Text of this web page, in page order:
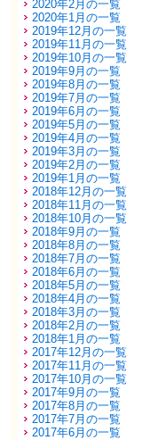
2020年2月の一覧
2020年1月の一覧
2019年12月の一覧
2019年11月の一覧
2019年10月の一覧
2019年9月の一覧
2019年8月の一覧
2019年7月の一覧
2019年6月の一覧
2019年5月の一覧
2019年4月の一覧
2019年3月の一覧
2019年2月の一覧
2019年1月の一覧
2018年12月の一覧
2018年11月の一覧
2018年10月の一覧
2018年9月の一覧
2018年8月の一覧
2018年7月の一覧
2018年6月の一覧
2018年5月の一覧
2018年4月の一覧
2018年3月の一覧
2018年2月の一覧
2018年1月の一覧
2017年12月の一覧
2017年11月の一覧
2017年10月の一覧
2017年9月の一覧
2017年8月の一覧
2017年7月の一覧
2017年6月の一覧